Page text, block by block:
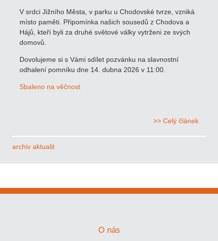
V srdci Jižního Města, v parku u Chodovské tvrze, vzniká
místo paměti. Připomínka našich sousedů z Chodova a
Hájů, kteří byli za druhé světové války vytrženi ze svých
domovů.
Dovolujeme si s Vámi sdílet pozvánku na slavnostní
odhalení pomníku dne 14. dubna 2026 v 11:00.
Sbaleno na věčnost
>> Celý článek
archiv aktualit
O nás